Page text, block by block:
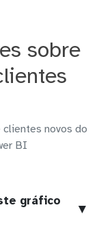
sobre
novos do
BI
gráfico
▼